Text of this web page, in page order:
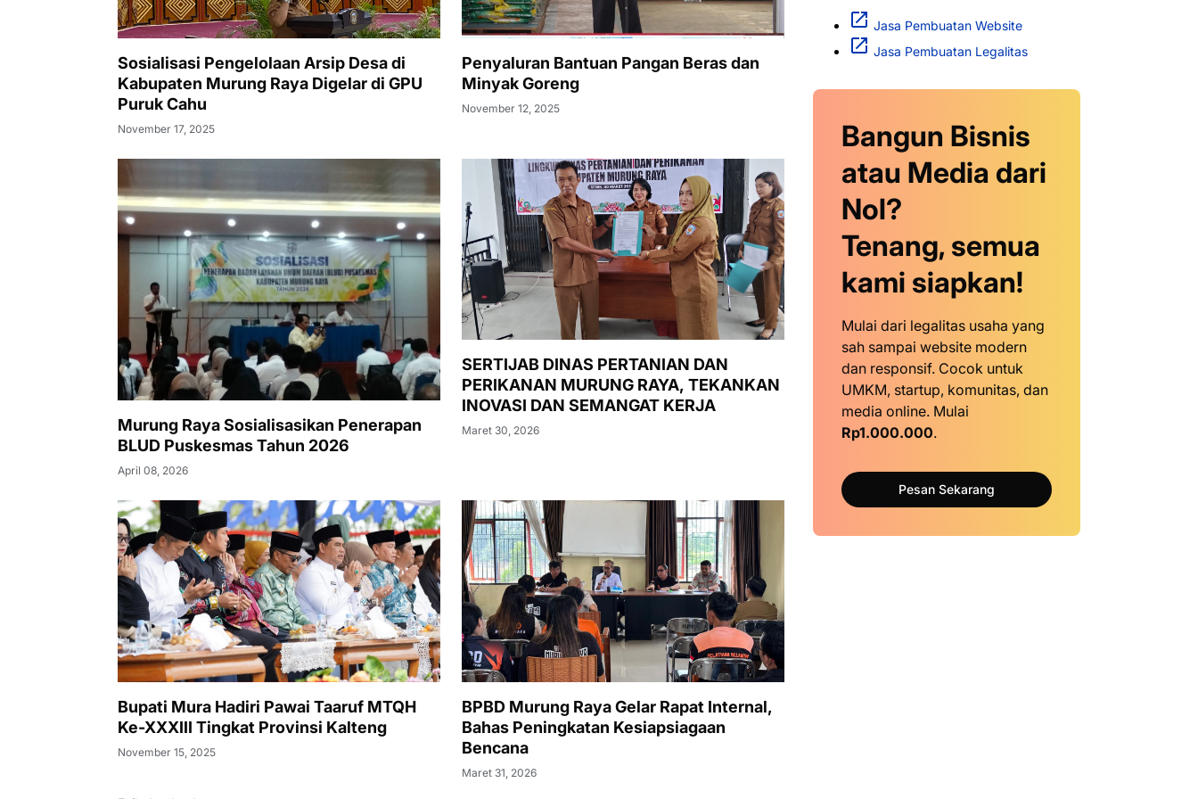
Sosialisasi Pengelolaan Arsip Desa di
Kabupaten Murung Raya Digelar di GPU
Puruk Cahu
November 17, 2025
Penyaluran Bantuan Pangan Beras dan
Minyak Goreng
November 12, 2025
Murung Raya Sosialisasikan Penerapan
BLUD Puskesmas Tahun 2026
April 08, 2026
SERTIJAB DINAS PERTANIAN DAN
PERIKANAN MURUNG RAYA, TEKANKAN
INOVASI DAN SEMANGAT KERJA
Maret 30, 2026
Bupati Mura Hadiri Pawai Taaruf MTQH
Ke-XXXIII Tingkat Provinsi Kalteng
November 15, 2025
BPBD Murung Raya Gelar Rapat Internal,
Bahas Peningkatan Kesiapsiagaan
Bencana
Maret 31, 2026
Jasa Pembuatan Website
Jasa Pembuatan Legalitas
Bangun Bisnis
atau Media dari
Nol?
Tenang, semua
kami siapkan!
Mulai dari legalitas usaha yang
sah sampai website modern
dan responsif. Cocok untuk
UMKM, startup, komunitas, dan
media online. Mulai
Rp1.000.000.
Pesan Sekarang